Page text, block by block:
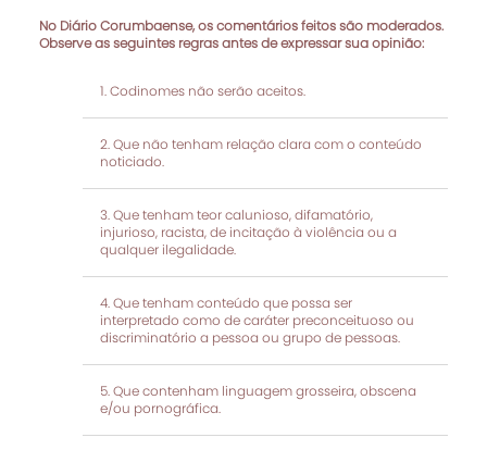
No Diário Corumbaense, os comentários feitos são moderados.
Observe as seguintes regras antes de expressar sua opinião:
Codinomes não serão aceitos.
Que não tenham relação clara com o conteúdo
noticiado.
Que tenham teor calunioso, difamatório,
injurioso, racista, de incitação à violência ou a
qualquer ilegalidade.
Que tenham conteúdo que possa ser
interpretado como de caráter preconceituoso ou
discriminatório a pessoa ou grupo de pessoas.
Que contenham linguagem grosseira, obscena
e/ou pornográfica.